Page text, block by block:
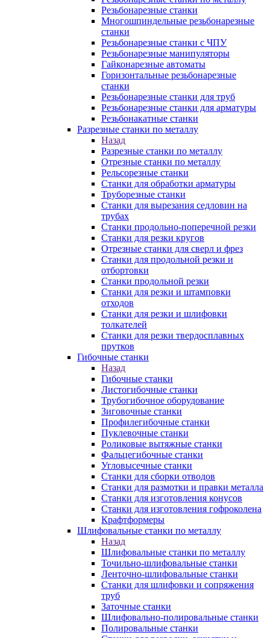
Резьбонарезные станки
Многошпиндельные резьбонарезные
станки
Резьбонарезные станки с ЧПУ
Резьбонарезные манипуляторы
Гайконарезные автоматы
Горизонтальные резьбонарезные
станки
Резьбонарезные станки для труб
Резьбонарезные станки для арматуры
Резьбонакатные станки
Разрезные станки по металлу
Назад
Разрезные станки по металлу
Отрезные станки по металлу
Рельсорезные станки
Станки для обработки арматуры
Труборезные станки
Станки для вырезания седловин на
трубаx
Станки продольно-поперечной резки
Станки для резки кругов
Отрезные станки для сверл и фрез
Станки для продольной резки и
отбортовки
Станки продольной резки
Станки для резки и штамповки
отходов
Станки для резки и шлифовки
толкателей
Станки для резки твердосплавных
прутков
Гибочные станки
Назад
Гибочные станки
Листогибочные станки
Трубогибочное оборудование
Зиговочные станки
Профилегибочные станки
Пуклевочные станки
Роликовые вытяжные станки
Фальцегибочные станки
Угловысечные станки
Станки для сборки отводов
Станки для размотки и правки металла
Станки для изготовления конусов
Станки для изготовления гофроколена
Крафтформеры
Шлифовальные станки по металлу
Назад
Шлифовальные станки по металлу
Точильно-шлифовальные станки
Ленточно-шлифовальные станки
Станки для шлифовки и сопряжения
труб
Заточные станки
Шлифовально-полировальные станки
Полировальные станки